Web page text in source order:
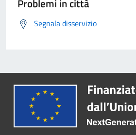
Problemi in città
Segnala disservizio